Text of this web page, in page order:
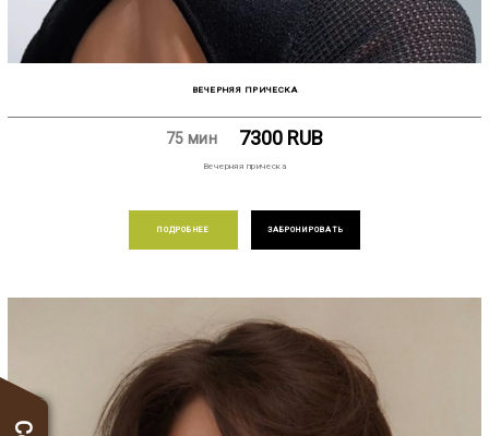
ВЕЧЕРНЯЯ ПРИЧЕСКА
75 мин 7300 RUB
Вечерняя прическа
ПОДРОБНЕЕ ЗАБРОНИРОВАТЬ